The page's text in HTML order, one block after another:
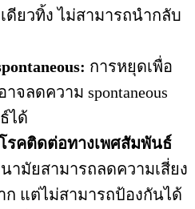
ยวทิ้ง ไม่สามารถนำกลับ
การหยุดเพื่อ
จลดความ spontaneous
ได้
รคติดต่อทางเพศสัมพันธ์
ามัยสามารถลดความเสี่ยง
ก แต่ไม่สามารถป้องกันได้